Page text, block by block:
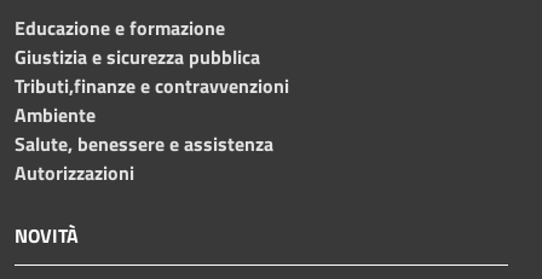
Educazione e formazione
Giustizia e sicurezza pubblica
Tributi,finanze e contravvenzioni
Ambiente
Salute, benessere e assistenza
Autorizzazioni
NOVITÀ